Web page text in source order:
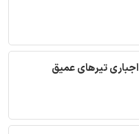
اجباری تیرهای عمیق